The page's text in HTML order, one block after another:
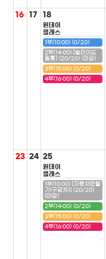
16 17 18
원데이
클래스
1부(10:00) (0/20)
2부(14:00) [슬라이드
필통] (20/20) (마감)
3부(15:00) (0/20)
4부(16:00) (0/20)
23 24 25
원데이
클래스
1부(10:00) [자동차만들
기(구급차)] (20/20)
(마감)
2부(14:00) (0/20)
3부(15:00) (0/20)
4부(16:00) (0/20)